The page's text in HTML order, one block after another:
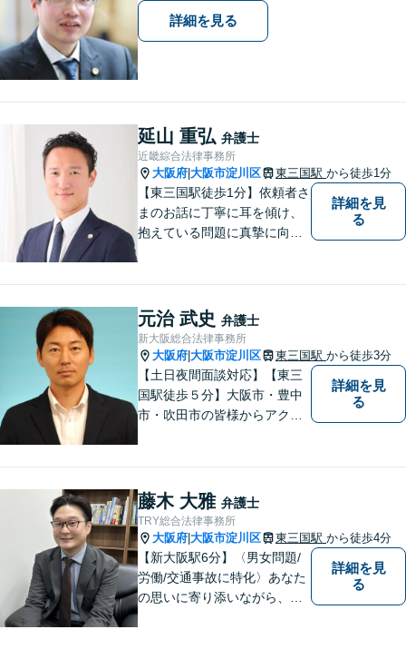
詳細を見る
延山 重弘 弁護士
近畿綜合法律事務所
大阪府 大阪市淀川区 東三国駅 から徒歩1分
【東三国駅徒歩1分】依頼者さ
まのお話に丁寧に耳を傾け、
抱えている問題に真摯に向き
します。まずはお気軽にご相
談にいらしてください。【休
日夜間相談可】
詳細を見
る
元治 武史 弁護士
新大阪総合法律事務所
大阪府 大阪市淀川区 東三国駅 から徒歩3分
【土日夜間面談対応】【東三
国駅徒歩５分】大阪市・豊中
市・吹田市の皆様からアクセ
詳細を見
る
藤木 大雅 弁護士
TRY総合法律事務所
大阪府 大阪市淀川区 東三国駅 から徒歩4分
【新大阪駅6分】〈男女問題/
労働/交通事故に特化〉あなた
の思いに寄り添いながら、明
詳細を見
る